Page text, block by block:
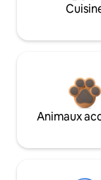
Animaux